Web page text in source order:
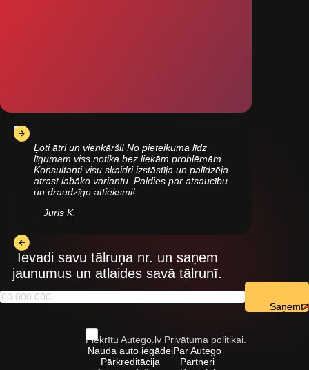
Ļoti ātri un vienkārši! No pieteikuma līdz
līgumam viss notika bez liekām problēmām.
Konsultanti visu skaidri izstāstīja un palīdzēja
atrast labāko variantu. Paldies par atsaucību
un draudzīgo attieksmi!
Juris K.
Ievadi savu tālruņa nr. un saņem
jaunumus un atlaides savā tālrunī.
Piekrītu Autego.lv Privātuma politikai.
Nauda auto iegādei
Pārkreditācija
Par Autego
Partneri